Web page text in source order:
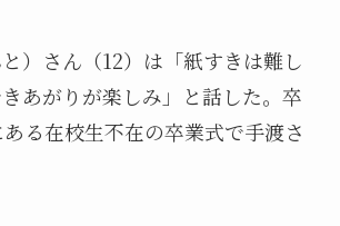
）さん（12）は「紙すきは難し
あがりが楽しみ」と話した。卒
る在校生不在の卒業式で手渡さ